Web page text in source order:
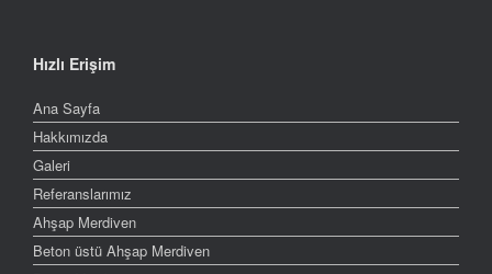
Hızlı Erişim
Ana Sayfa
Hakkımızda
Galeri
Referanslarımız
Ahşap Merdiven
Beton üstü Ahşap Merdiven